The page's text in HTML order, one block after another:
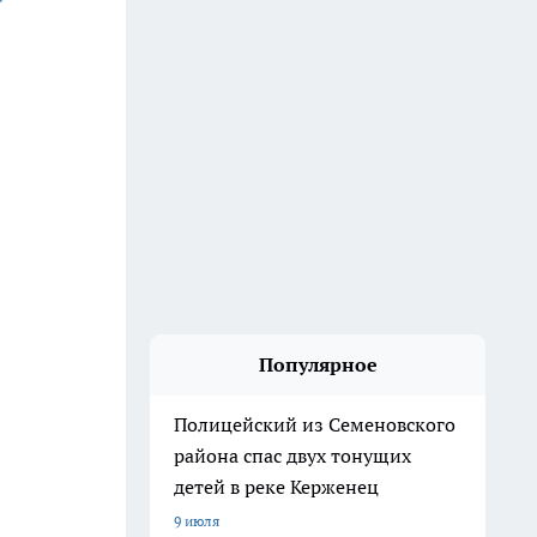
Популярное
Полицейский из Семеновского
района спас двух тонущих
детей в реке Керженец
9 июля